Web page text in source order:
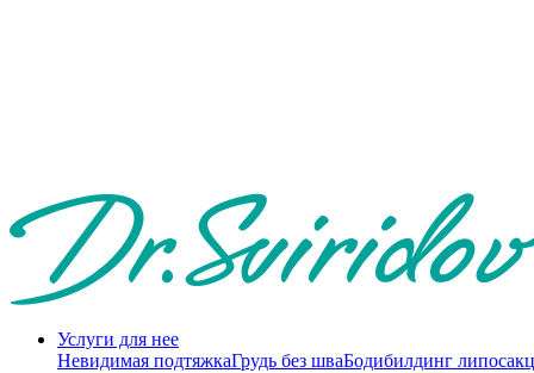
Услуги для нее
Невидимая подтяжкаГрудь без шваБодибилдинг